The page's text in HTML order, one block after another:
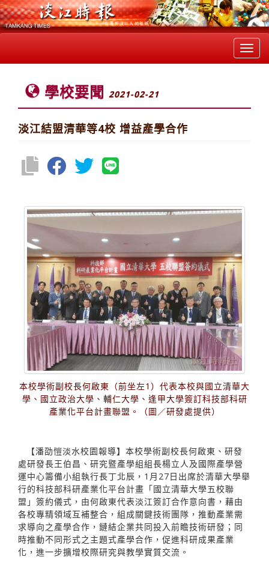
學校要聞 2021-02-21
淡江結盟清華等4校 增益產學合作
本校學術副校長何啟東（前坐左1）代表本校與國立清華大
學、國立政治大學、輔仁大學、逢甲大學簽訂科技部科研
產業化平台計畫聯盟。（圖／研發處提供）
【潘劭愷淡水校園報導】本校學術副校長何啟東、研發
處研發長王伯昌、研究暨產學組組長楊立人及國際產學營
運中心籌備小組執行長丁北辰，1月27日出席於清華大學舉
行的科技部科研產業化平台計畫「國立清華大學五校聯
盟」簽約儀式，由何啟東代表淡江簽訂合作意向書，藉由
各校專精領域互補整合，組成關鍵技術團隊，推動產業需
求導向之產學合作，鏈結企業共同投入前瞻技術研發；同
時推動不同形式之主題式產學合作，促進科研成果產業
化，進一步擴增校際研究與教學實質交流。